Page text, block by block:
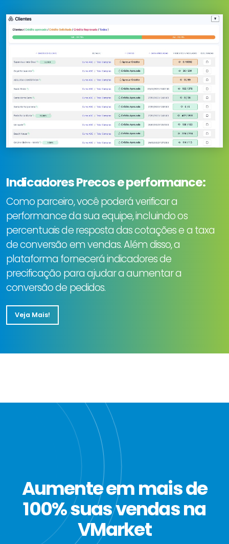
Indicadores Precos e performance:
Como parceiro, você poderá verificar a
performance da sua equipe, incluindo os
percentuais de resposta das cotações e a taxa
de conversão em vendas. Além disso, a
plataforma fornecerá indicadores de
precificação para ajudar a aumentar a
conversão de pedidos.
Veja Mais!
Aumente em mais de
100% suas vendas na
VMarket